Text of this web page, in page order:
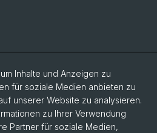
Inhalte und Anzeigen zu
für soziale Medien anbieten zu
unserer Website zu analysieren.
zu Ihrer Verwendung
Partner für soziale Medien,